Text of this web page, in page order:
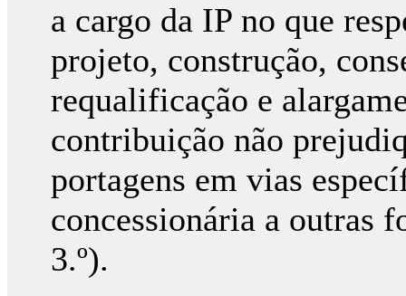
a cargo da IP no que
projeto, construção,
requalificação e
contribuição não
portagens em vias
concessionária a outras
3.º).